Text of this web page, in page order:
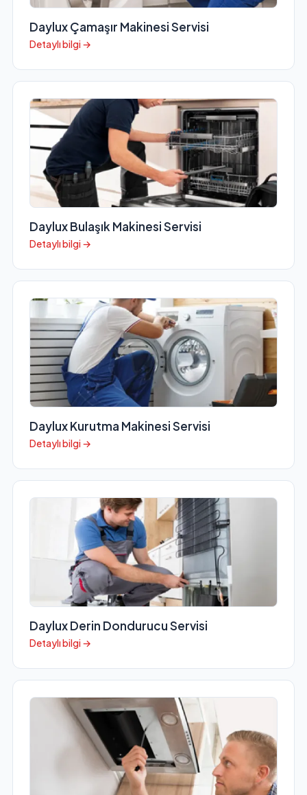
Daylux Çamaşır Makinesi Servisi
Detaylı bilgi →
Daylux Bulaşık Makinesi Servisi
Detaylı bilgi →
Daylux Kurutma Makinesi Servisi
Detaylı bilgi →
Daylux Derin Dondurucu Servisi
Detaylı bilgi →